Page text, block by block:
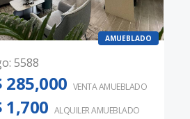
AMUEBLADO
: 5588
285,000 VENTA AMUEBLADO
1,700 ALQUILERAMUEBLADO